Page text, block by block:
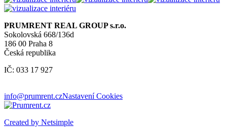
PRUMRENT REAL GROUP s.r.o.
Sokolovská 668/136d
186 00 Praha 8
Česká republika
IČ: 033 17 927
info@prumrent.czNastavení Cookies
Created by Netsimple